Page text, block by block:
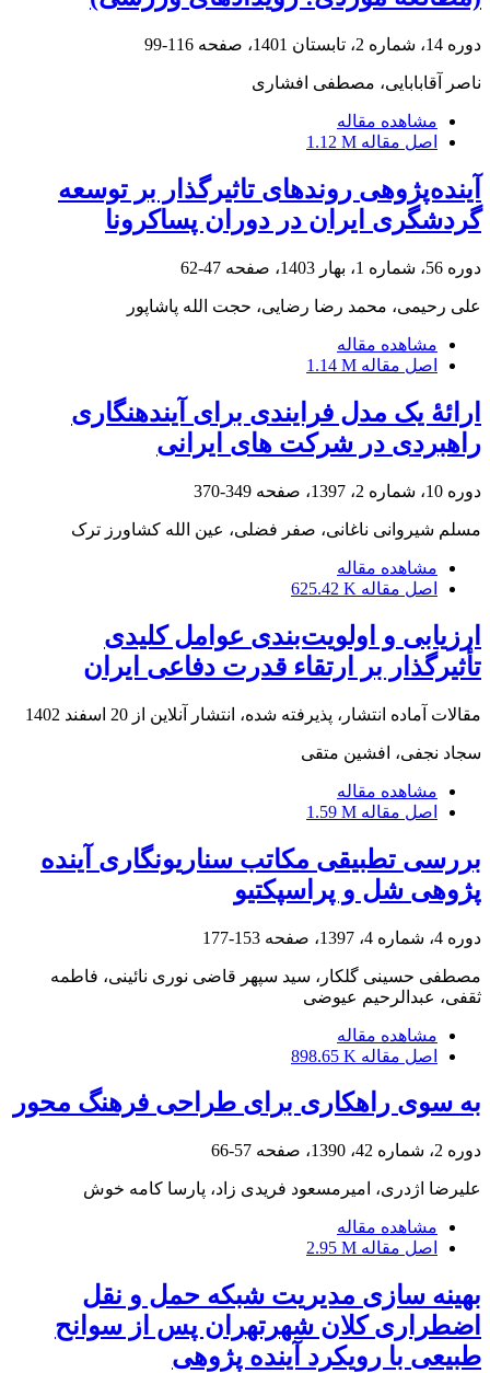
دوره 14، شماره 2، تابستان 1401، صفحه 116-99
ناصر آقابابایی، مصطفی افشاری
مشاهده مقاله
اصل مقاله 1.12 M
آینده‌پژوهی روندهای تاثیرگذار بر توسعه
گردشگری ایران در دوران پساکرونا
دوره 56، شماره 1، بهار 1403، صفحه 47-62
علی رحیمی، محمد رضا رضایی، حجت الله پاشاپور
مشاهده مقاله
اصل مقاله 1.14 M
ارائۀ یک مدل فرایندی برای آینده‎نگاری
راهبردی در شرکت های ایرانی
دوره 10، شماره 2، 1397، صفحه 349-370
مسلم شیروانی ناغانی، صفر فضلی، عین الله کشاورز ترک
مشاهده مقاله
اصل مقاله 625.42 K
ارزیابی و اولویت‌بندی عوامل کلیدی
تأثیرگذار بر ارتقاء قدرت دفاعی ایران
مقالات آماده انتشار، پذیرفته شده، انتشار آنلاین از 20 اسفند 1402
سجاد نجفی، افشین متقی
مشاهده مقاله
اصل مقاله 1.59 M
بررسی تطبیقی مکاتب سناریونگاری آینده
پژوهی شل و پراسپکتیو
دوره 4، شماره 4، 1397، صفحه 153-177
مصطفی حسینی گلکار، سید سپهر قاضی نوری نائینی، فاطمه
ثقفی، عبدالرحیم عیوضی
مشاهده مقاله
اصل مقاله 898.65 K
به سوی راهکاری برای طراحی فرهنگ محور
دوره 2، شماره 42، 1390، صفحه 57-66
علیرضا اژدری، امیرمسعود فریدی زاد، پارسا کامه خوش
مشاهده مقاله
اصل مقاله 2.95 M
بهینه سازی مدیریت شبکه حمل و نقل
اضطراری کلان شهرتهران پس از سوانح
طبیعی با رویکرد آینده پژوهی